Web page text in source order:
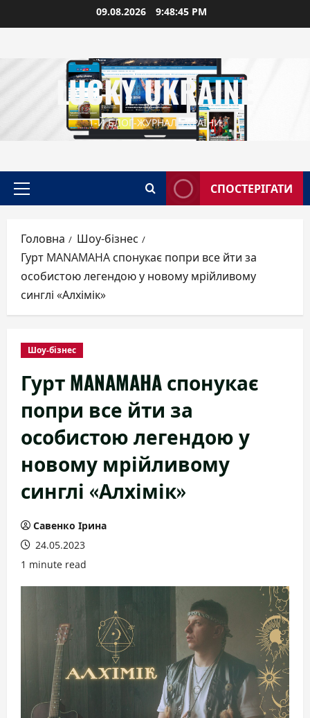
до
09.08.2026 9:48:46 PM
LUCKY UKRAINE
1-Й БЛОГ-ЖУРНАЛ УКРАЇНИ
Головне
СПОСТЕРІГАТИ
Головна
Шоу-бізнес
Гурт MANAMAHA спонукає попри все йти за
особистою легендою у новому мрійливому
синглі «Алхімік»
Шоу-бізнес
Гурт MANAMAHA спонукає
попри все йти за
особистою легендою у
новому мрійливому
синглі «Алхімік»
Савенко Ірина
24.05.2023
1 minute read